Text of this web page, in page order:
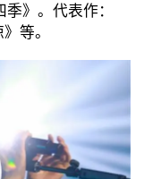
》。代表作：
等。